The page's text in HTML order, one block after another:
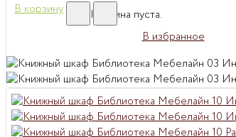
Корзина пуста.
В корзину
В избранное